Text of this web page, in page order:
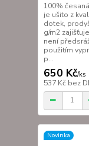
100%
je ušito z
dotek,
g/m2
není
použitím
p...
650 Kč/ks
537 Kč bez
Novinka